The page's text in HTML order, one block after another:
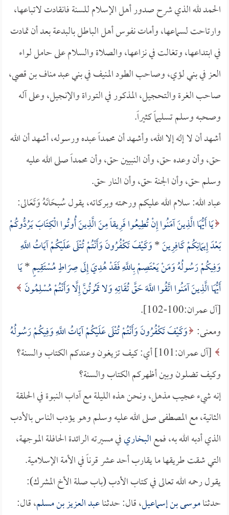
الحمد لله الذي شرح صدور أهل الإسلام للسنة فانقادت لاتباعها،
وارتاحت لسماعها، وأمات نفوس أهل الباطل بالبدعة بعد أن تمادت
في ابتداعها، وتغالت في نزاعها، والصلاة والسلام على حامل لواء
العز في بني لؤي، وصاحب الطود المنيف في بني عبد مناف بن قصي،
صاحب الغرة والتحجيل، المذكور في التوراة والإنجيل، وعلى آله
وصحبه وسلم تسليماً كثيراً.
أشهد أن لا إله إلا الله، وأشهد أن محمداً عبده ورسوله، أشهد أن الله
حق، وأن وعده حق، وأن النبيين حق، وأن محمداً صلى الله عليه
وسلم حق، وأن الجنة حق، وأن النار حق.
عباد الله: سلام الله عليكم ورحمته وبركاته، يقول سُبحَانَهُ وَتَعَالى:
يَا أَيُّهَا الَّذِينَ آمَنُوا إِنْ تُطِيعُوا فَرِيقاً مِنَ الَّذِينَ أُوتُوا الْكِتَابَ يَرُدُّوكُمْ
بَعْدَ إِيمَانِكُمْ كَافِرِينَ*وَكَيْفَ تَكْفُرُونَ وَأَنْتُمْ تُتْلَى عَلَيْكُمْ آيَاتُ اللَّهِ
وَفِيكُمْ رَسُولُهُ وَمَنْ يَعْتَصِمْ بِاللَّهِ فَقَدْ هُدِيَ إِلَى صِرَاطٍ مُسْتَقِيمٍ*يَا
أَيُّهَا الَّذِينَ آمَنُوا اتَّقُوا اللَّهَ حَقَّ تُقَاتِهِ وَلا تَمُوتُنَّ إِلَّا وَأَنْتُمْ مُسْلِمُونَ
[آل عمران:100-102].
ومعنى: وَكَيْفَ تَكْفُرُونَ وَأَنْتُمْ تُتْلَى عَلَيْكُمْ آيَاتُ اللَّهِ وَفِيكُمْ رَسُولُهُ
[آل عمران:101] أي: كيف تزيغون وعندكم الكتاب والسنة؟
وكيف تضلون وبين أظهركم الكتاب والسنة؟
إنه شيء عجيب مذهل، ونحن هذه الليلة مع آداب النبوة في الحلقة
الثانية، مع المصطفى صلى الله عليه وسلم وهو يؤدب الناس بالأدب
الذي أدبه الله به، فمعالبخاريفي مسيرته الرائدة الحافلة الموجهة،
التي شقت طريقها ما يقارب أحد عشر قرناً في الأمة الإسلامية.
يقول رحمه الله تعالى في كتاب الأدب (باب صلة الأخ المشرك):
حدثناموسى بن إسماعيل، قال: حدثناعبد العزيز بن مسلم، قال: